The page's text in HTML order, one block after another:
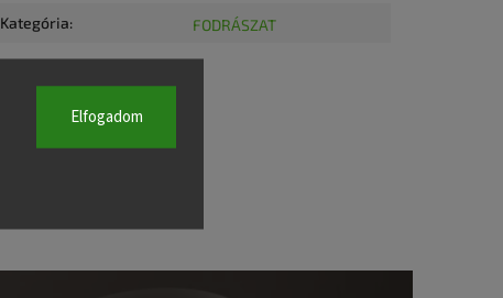
Elfogadom
Kategória: FODRÁSZAT